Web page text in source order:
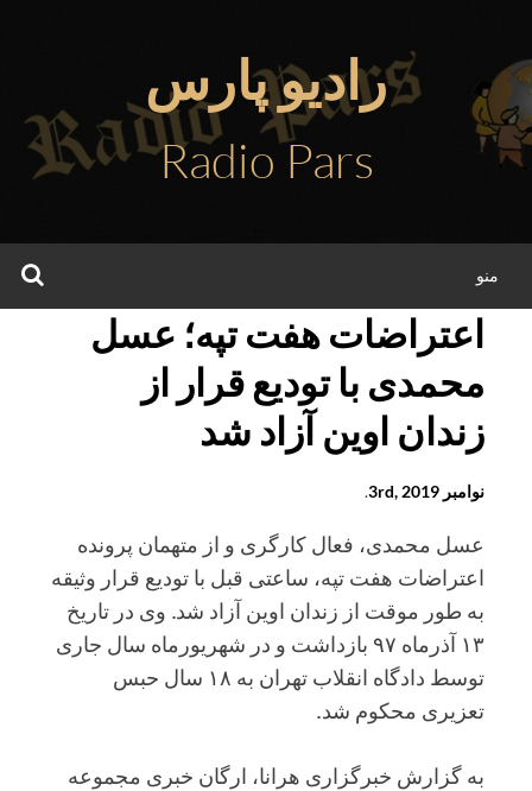
محتوا
رادیو پارس
Radio Pars
منو
اعتراضات هفت تپه؛ عسل
محمدی با تودیع قرار از
زندان اوین آزاد شد
نوامبر 3rd, 2019 .
عسل محمدی، فعال کارگری و از متهمان پرونده
اعتراضات هفت تپه، ساعتی قبل با تودیع قرار وثیقه
به طور موقت از زندان اوین آزاد شد. وی در تاریخ
۱۳ آذرماه ۹۷ بازداشت و در شهریورماه سال جاری
توسط دادگاه انقلاب تهران به ۱۸ سال حبس
تعزیری محکوم شد.
به گزارش خبرگزاری هرانا، ارگان خبری مجموعه